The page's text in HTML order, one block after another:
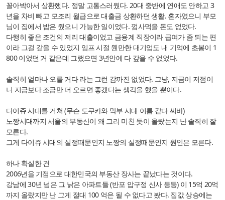
꼴아박아서 상환했다. 정말 고통스러웠다. 20대 중반에 연애도 안하고 3
년을 차비 빼고 모조리 월급으로 대출금 상환하던 생활. 혼자였으니 부모
님이 집에서 밥은 줬으니 가능한 일이었다. 껌사먹을 돈도 없었다.
다행히 좋은 조건의 저리 대출이었고 금융계 직장이라 급여가 좀 되는 편
이라 그걸 갚을 수 있었지 임프 시절 웬만한 대기업도 내 기억에 초봉이 1
800 이었던 거 같은데 그랬으면 3년안에 다 갚을 수 없었다.
솔직히 얼마나 오를 거다 라는 그런 감까진 없었다. 그냥, 지금이 저점이
니 지금보다 조금만 더 오르면 좋겠다는 생각을 했을 뿐이다.
다이쥬 시대를 거쳐 (무슨 도쿠카와 막부 시대 이름 같다 씨바)
노짱시대까지 서울의 부동산이 왜 그리 미친 듯이 올랐는지 난 솔직히 잘
모른다.
그게 다이쥬 시대의 실정때문인지 노짱의 실정때문인지 원인은 모른다.
하나 확실한 건
2006년을 기점으로 대한민국의 부동산 장사는 끝났다는 것이다.
강남에 30년 넘은 그 낡은 아파트들 (반포 압구정 신사 등등) 이 15억 20억
까지 올랐지만 난 그게 절대 100 억은 될 수 없다고 봤다. 집값 상승에는